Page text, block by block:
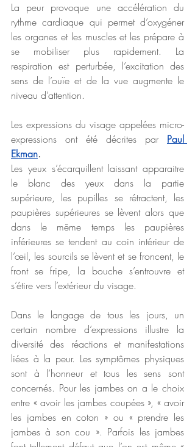
La peur provoque une accélération du
rythme cardiaque qui permet d’oxygéner
les organes et les muscles et les prépare à
se mobiliser plus rapidement. La
respiration est perturbée, l’excitation des
sens de l’ouïe et de la vue augmente le
niveau d’attention.
Les expressions du visage appelées micro-
expressions ont été décrites par Paul
Ekman.
Les yeux s’écarquillent laissant apparaitre
le blanc des yeux dans la partie
supérieure, les pupilles se rétractent, les
paupières supérieures se lèvent alors que
dans le même temps les paupières
inférieures se tendent au coin intérieur de
l’œil, les sourcils se lèvent et se froncent, le
front se fripe, la bouche s’entrouvre et
s’étire vers l’extérieur du visage.
Dans le langage de tous les jours, un
certain nombre d’expressions illustre la
diversité des réactions et manifestations
liées à la peur. Les symptômes physiques
sont à l’honneur et tous les sens sont
concernés. Pour les jambes on a le choix
entre « avoir les jambes coupées », « avoir
les jambes en coton » ou « prendre les
jambes à son cou ». Parfois les jambes